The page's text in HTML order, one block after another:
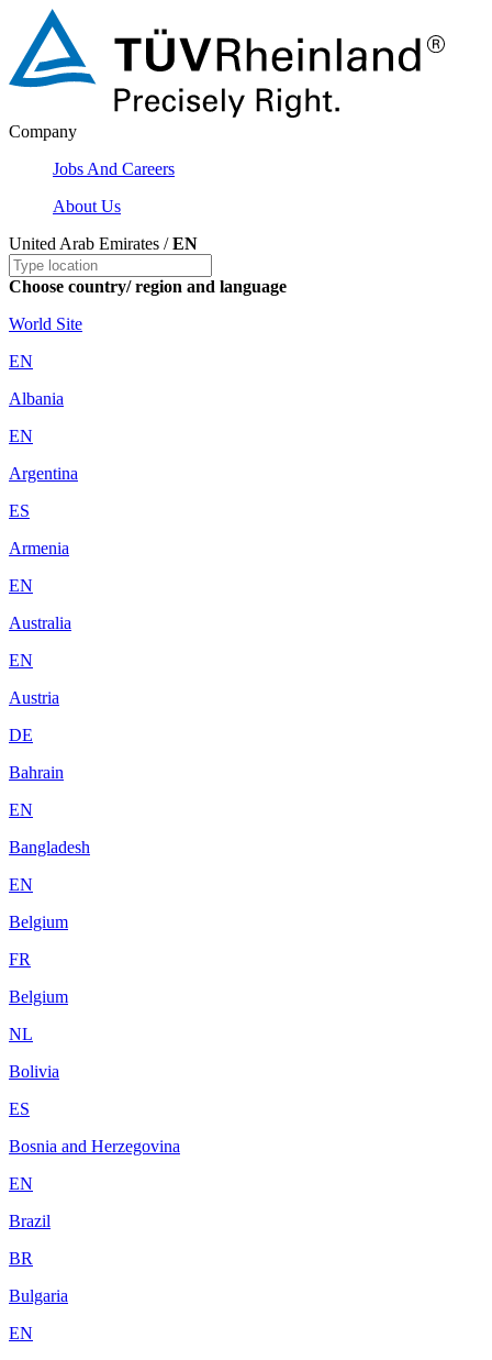
Company
Jobs And Careers
About Us
United Arab Emirates /EN
Choose country/ region and language
World Site
EN
Albania
EN
Argentina
ES
Armenia
EN
Australia
EN
Austria
DE
Bahrain
EN
Bangladesh
EN
Belgium
FR
Belgium
NL
Bolivia
ES
Bosnia and Herzegovina
EN
Brazil
BR
Bulgaria
EN